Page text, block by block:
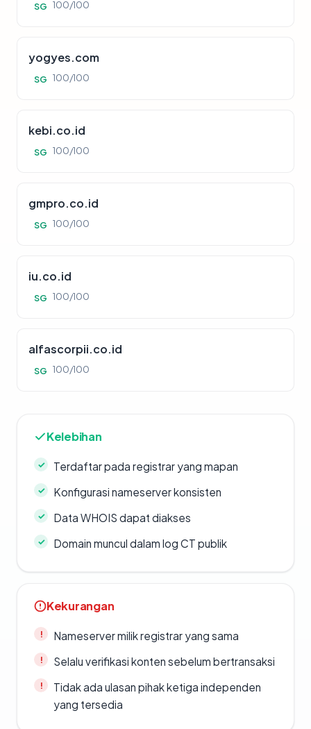
SG 100/100
yogyes.com
SG 100/100
kebi.co.id
SG 100/100
gmpro.co.id
SG 100/100
iu.co.id
SG 100/100
alfascorpii.co.id
SG 100/100
Kelebihan
Terdaftar pada registrar yang mapan
Konfigurasi nameserver konsisten
Data WHOIS dapat diakses
Domain muncul dalam log CT publik
Kekurangan
Nameserver milik registrar yang sama
Selalu verifikasi konten sebelum bertransaksi
Tidak ada ulasan pihak ketiga independen
yang tersedia